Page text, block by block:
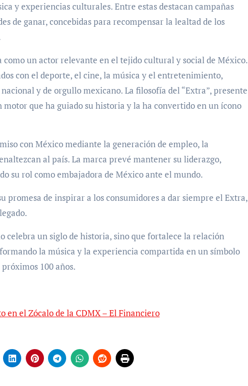
y experiencias culturales. Entre estas destacan campañas
de ganar, concebidas para recompensar la lealtad de los
como un actor relevante en el tejido cultural y social de México.
con el deporte, el cine, la música y el entretenimiento,
y de orgullo mexicano. La filosofía del “Extra”, presente
motor que ha guiado su historia y la ha convertido en un ícono
con México mediante la generación de empleo, la
al país. La marca prevé mantener su liderazgo,
su rol como embajadora de México ante el mundo.
promesa de inspirar a los consumidores a dar siempre el Extra,
celebra un siglo de historia, sino que fortalece la relación
la música y la experiencia compartida en un símbolo
100 años.
en el Zócalo de la CDMX – El Financiero